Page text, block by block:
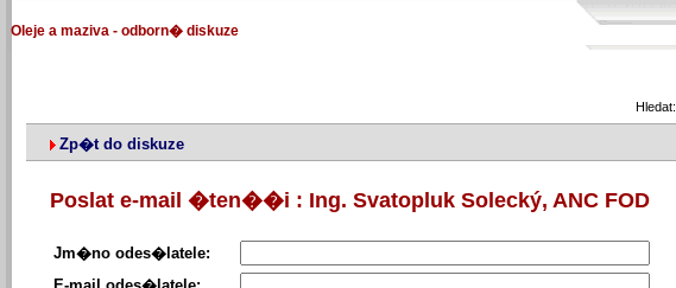
Oleje a maziva - odborn� diskuze
Hledat:
Zp�t do diskuze
Poslat e-mail �ten��i : Ing. Svatopluk Solecký, ANC FOD
Jm�no odes�latele: